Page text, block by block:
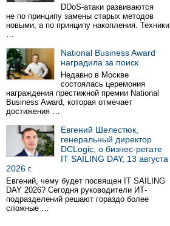
DDoS-атаки развиваются
не по принципу замены старых методов
новыми, а по принципу накопления. Техники
…
National Business Award
наградила за поиск
Недавно в Москве
состоялась церемония
награждения престижной премии National
Business Award, которая отмечает
достижения …
Евгений Шелестюк,
генеральный директор
DCLogic, о бизнес-регате
IT SAILING DAY, 13 августа
2026 г.
Евгений, чему будет посвящен IT SAILING
DAY 2026? Сегодня руководители ИТ-
подразделений решают гораздо более
сложные …